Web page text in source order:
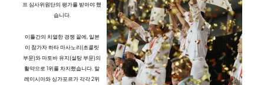
프 심사위원단의 평가를 받아야 했
습니다.
이틀간의 치열한 경쟁 끝에, 일본
이 참가자 하타 마사노리(초콜릿
부문)와 마토바 유지(설탕 부문)의
활약으로 1위를 차지했습니다. 말
레이시아와 싱가포르가 각각 2위